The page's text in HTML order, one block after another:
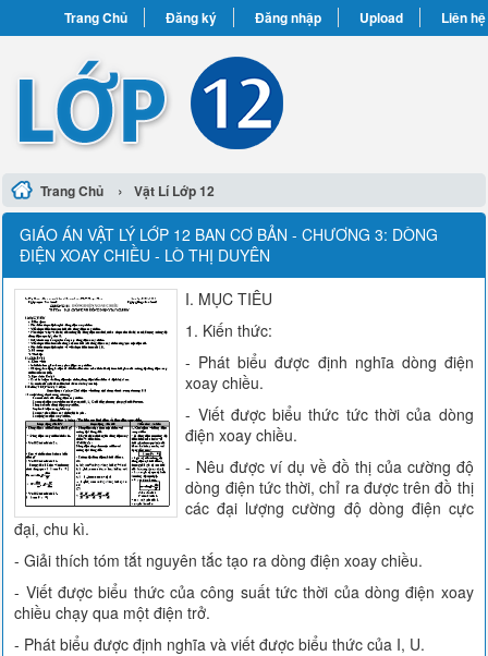
Trang Chủ Đăng ký Đăng nhập Upload Liên hệ
Trang Chủ › Vật Lí Lớp 12
GIÁO ÁN VẬT LÝ LỚP 12 BAN CƠ BẢN - CHƯƠNG 3: DÒNG
ĐIỆN XOAY CHIỀU - LÒ THỊ DUYÊN
I. MỤC TIÊU
1. Kiến thức:
- Phát biểu được định nghĩa dòng điện
xoay chiều.
- Viết được biểu thức tức thời của dòng
điện xoay chiều.
- Nêu được ví dụ về đồ thị của cường độ
dòng điện tức thời, chỉ ra được trên đồ thị
các đại lượng cường độ dòng điện cực
đại, chu kì.
- Giải thích tóm tắt nguyên tắc tạo ra dòng điện xoay chiều.
- Viết được biểu thức của công suất tức thời của dòng điện xoay
chiều chạy qua một điện trở.
- Phát biểu được định nghĩa và viết được biểu thức của I, U.